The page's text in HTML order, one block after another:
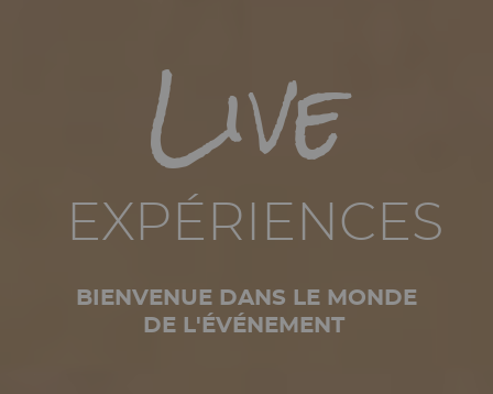
Live
EXPÉRIENCES
BIENVENUE DANS LE MONDE
DE L'ÉVÉNEMENT